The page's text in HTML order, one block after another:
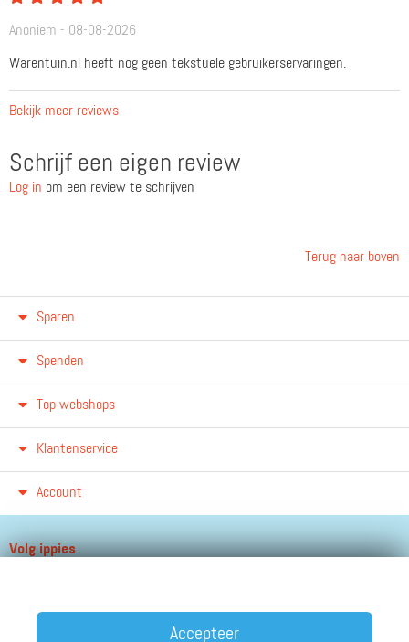
Anoniem - 08-08-2026
Warentuin.nl heeft nog geen tekstuele gebruikerservaringen.
Bekijk meer reviews
Schrijf een eigen review
Log in om een review te schrijven
Terug naar boven
Sparen
Spenden
Top webshops
Klantenservice
Account
Volg ippies
Accepteer